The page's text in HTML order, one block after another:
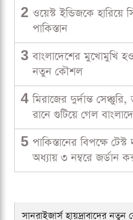
2 ওয়েস্ট ইন্ডিজকে
পাকিস্তান
3 বাংলাদেশের মুখোমুখি
নতুন কৌশল
4 মিরাজের দুর্দান্ত
রানে গুটিয়ে গেল
5 পাকিস্তানের বিপক্ষে
অধ্যায় ৩ নম্বরে জর্ডান